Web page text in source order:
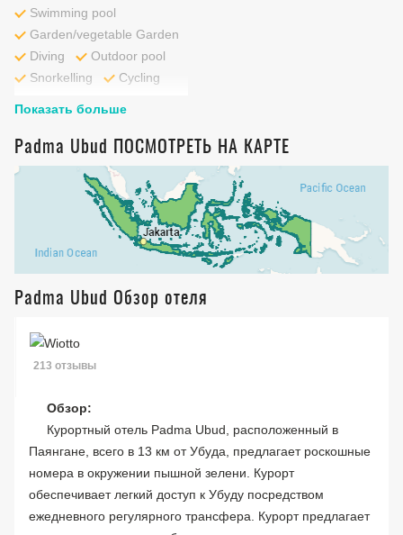
Swimming pool
Garden/vegetable Garden
Diving
Outdoor pool
Snorkelling
Cycling
Показать больше
Padma Ubud ПОСМОТРЕТЬ НА КАРТЕ
Padma Ubud Обзор отеля
Обзор:
Курортный отель Padma Ubud, расположенный в
Паянгане, всего в 13 км от Убуда, предлагает роскошные
номера в окружении пышной зелени. Курорт
обеспечивает легкий доступ к Убуду посредством
ежедневного регулярного трансфера. Курорт предлагает
213 отзывы